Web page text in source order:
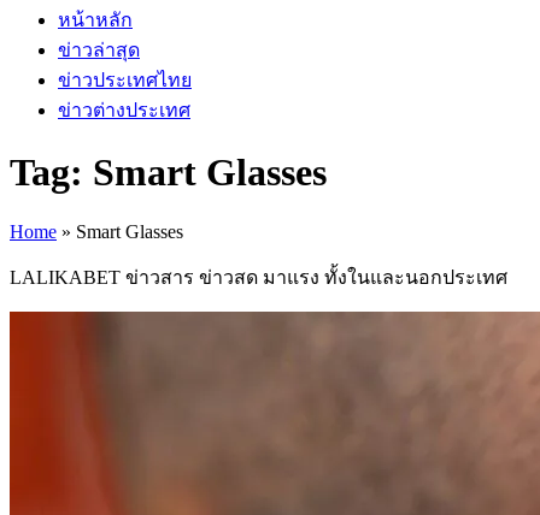
หน้าหลัก
ข่าวล่าสุด
ข่าวประเทศไทย
ข่าวต่างประเทศ
Tag: Smart Glasses
Home » Smart Glasses
LALIKABET ข่าวสาร ข่าวสด มาแรง ทั้งในและนอกประเทศ